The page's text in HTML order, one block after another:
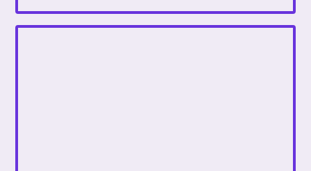
markkinointitiimeissä.